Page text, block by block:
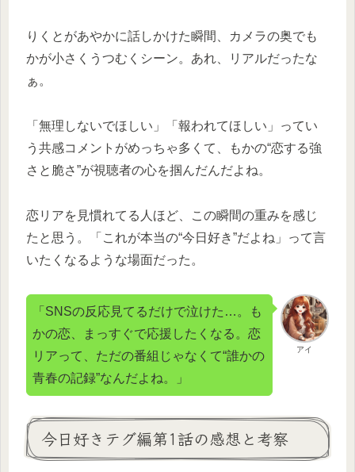
りくとがあやかに話しかけた瞬間、カメラの奥でも
かが小さくうつむくシーン。あれ、リアルだったな
ぁ。
「無理しないでほしい」「報われてほしい」ってい
う共感コメントがめっちゃ多くて、もかの“恋する強
さと脆さ”が視聴者の心を掴んだんだよね。
恋リアを見慣れてる人ほど、この瞬間の重みを感じ
たと思う。「これが本当の“今日好き”だよね」って言
いたくなるような場面だった。
アイ
「SNSの反応見てるだけで泣けた…。も
かの恋、まっすぐで応援したくなる。恋
リアって、ただの番組じゃなくて“誰かの
青春の記録”なんだよね。」
今日好きテグ編第1話の感想と考察